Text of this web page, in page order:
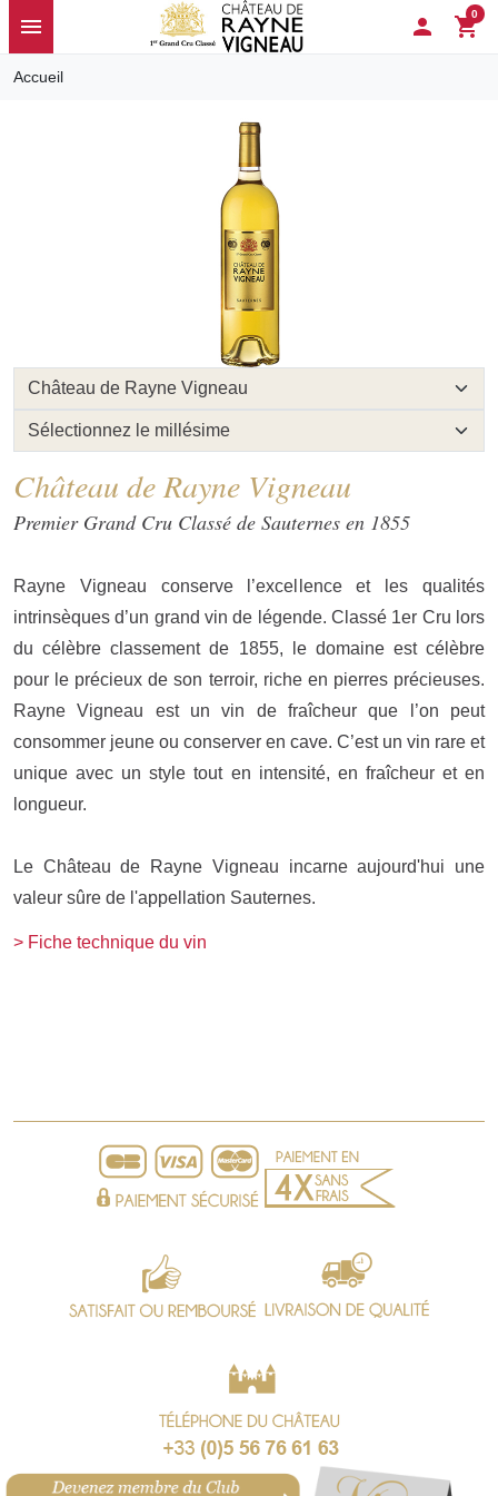
menu  shopping_cart
0
Accueil
Château de Rayne Vigneau
Premier Grand Cru Classé de Sauternes en 1855
Rayne Vigneau conserve l’excellence et les qualités
intrinsèques d’un grand vin de légende. Classé 1er Cru lors
du célèbre classement de 1855, le domaine est célèbre
pour le précieux de son terroir, riche en pierres précieuses.
Rayne Vigneau est un vin de fraîcheur que l’on peut
consommer jeune ou conserver en cave. C’est un vin rare et
unique avec un style tout en intensité, en fraîcheur et en
longueur.
Le Château de Rayne Vigneau incarne aujourd'hui une
valeur sûre de l'appellation Sauternes.
Fiche technique du vin